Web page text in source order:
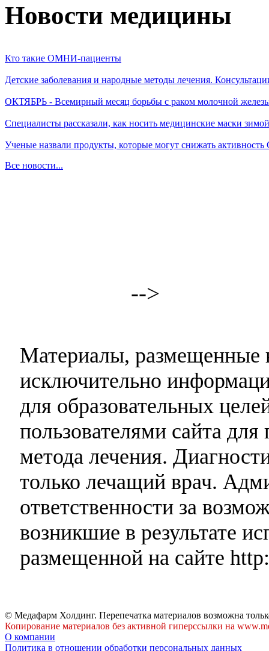
Новости медицины
Кто такие ОМНИ-пациенты
Детские заболевания и народные методы лечения.
ОКТЯБРЬ - Всемирный месяц борьбы с раком молочной
Специалисты рассказали, как носить медицинские маски зимой
Ученые назвали продукты, которые могут снижать
Все новости...
-->
Материалы, размещенные
исключительно
для образовательных
пользователями сайта
метода лечения.
только лечащий врач.
ответственности за
возникшие в результате
размещенной на сайте
© Медафарм Холдинг. Перепечатка материалов возможна
Копирование материалов без активной гиперссылки на
О компании
Политика в отношении обработки персональных данных